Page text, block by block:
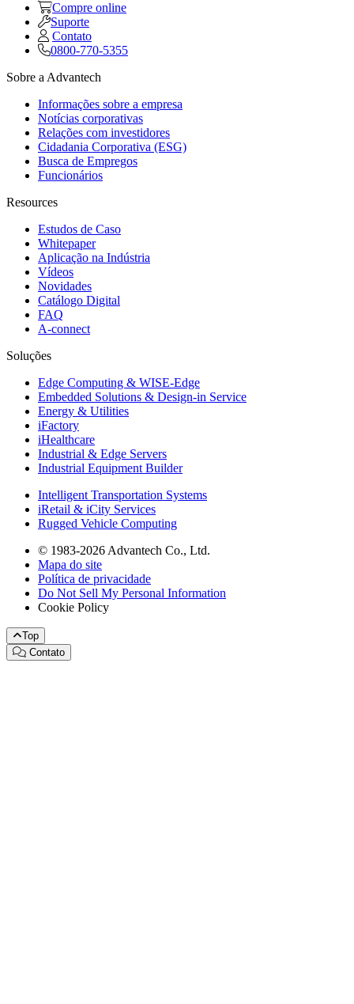
Compre online
Suporte
Contato
0800-770-5355
Sobre a Advantech
Informações sobre a empresa
Notícias corporativas
Relações com investidores
Cidadania Corporativa (ESG)
Busca de Empregos
Funcionários
Resources
Estudos de Caso
Whitepaper
Aplicação na Indústria
Vídeos
Novidades
Catálogo Digital
FAQ
A-connect
Soluções
Edge Computing & WISE-Edge
Embedded Solutions & Design-in Service
Energy & Utilities
iFactory
iHealthcare
Industrial & Edge Servers
Industrial Equipment Builder
Intelligent Transportation Systems
iRetail & iCity Services
Rugged Vehicle Computing
© 1983-2026 Advantech Co., Ltd.
Mapa do site
Política de privacidade
Do Not Sell My Personal Information
Cookie Policy
Top
Contato